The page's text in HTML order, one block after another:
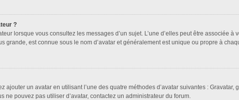
?
lorsque vous consultez les messages d’un sujet. L’une d’elles peut être associée
grande, est connue sous le nom d’avatar et généralement est unique ou propre à
ajouter un avatar en utilisant l’une des quatre méthodes d’avatar suivantes :
pouvez pas utiliser d’avatar, contactez un administrateur du forum.